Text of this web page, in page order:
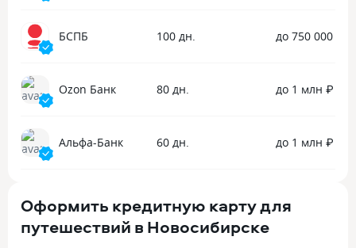
БСПБ 100 дн. до 750 000 ₽
Ozon Банк 80 дн. до 1 млн ₽
Альфа-Банк 60 дн. до 1 млн ₽
Оформить кредитную карту для
путешествий в Новосибирске